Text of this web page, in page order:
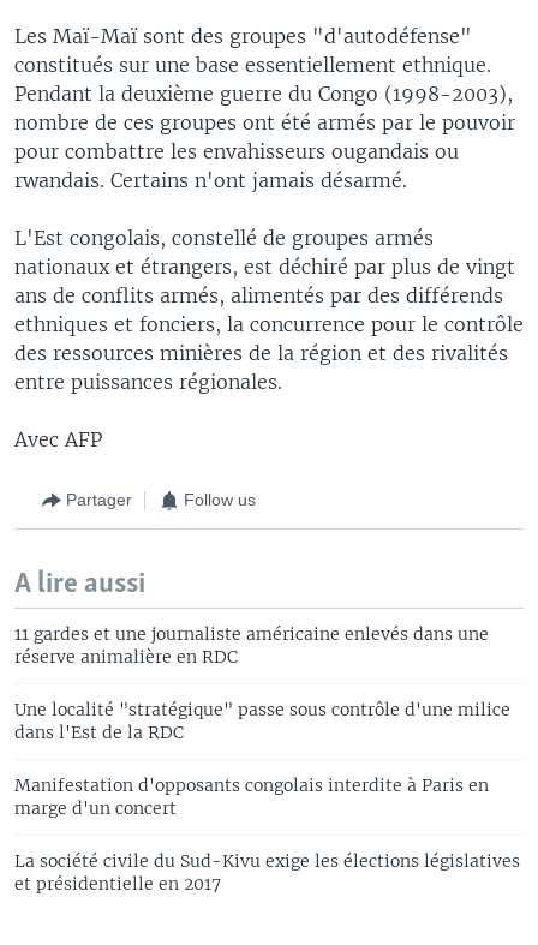
Les Maï-Maï sont des groupes "d'autodéfense"
constitués sur une base essentiellement ethnique.
Pendant la deuxième guerre du Congo (1998-2003),
nombre de ces groupes ont été armés par le pouvoir
pour combattre les envahisseurs ougandais ou
rwandais. Certains n'ont jamais désarmé.
L'Est congolais, constellé de groupes armés
nationaux et étrangers, est déchiré par plus de vingt
ans de conflits armés, alimentés par des différends
ethniques et fonciers, la concurrence pour le contrôle
des ressources minières de la région et des rivalités
entre puissances régionales.
Avec AFP
Partager Follow us
A lire aussi
11 gardes et une journaliste américaine enlevés dans une
réserve animalière en RDC
Une localité "stratégique" passe sous contrôle d'une milice
dans l'Est de la RDC
Manifestation d'opposants congolais interdite à Paris en
marge d'un concert
La société civile du Sud-Kivu exige les élections législatives
et présidentielle en 2017